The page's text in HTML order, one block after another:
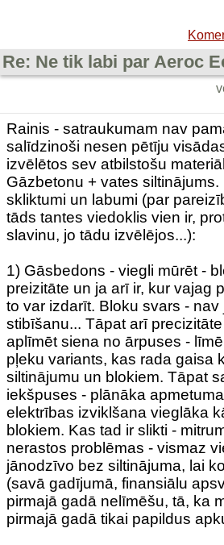
Re: Ne tik labi par Aeroc
Rainis - satraukumam nav
salīdzinoši nesen pētīju
izvēlētos sev atbilstošu
Gāzbetonu + vates
skliktumi un labumi (par
tāds tantes viedoklis vien ir,
slavinu, jo tādu izvēlējos...):
1) Gāsbedons - viegli mūrēt -
preizitāte un ja arī ir, kur vajag
to var izdarīt. Bloku svars - nav
stibīšanu... Tāpat arī
aplīmēt siena no ārpuses -
pļeku variants, kas rada gaisa
siltinājumu un blokiem. Tāpat
iekšpuses - plānāka
elektrības izviklšana vieglāka
blokiem. Kas tad ir slikti -
nerastos problēmas - vismaz
jānodzīvo bez siltinājuma, lai
(savā gadījumā, finansiālu
pirmajā gadā nelīmēšu, tā, ka
pirmajā gadā tikai papildus